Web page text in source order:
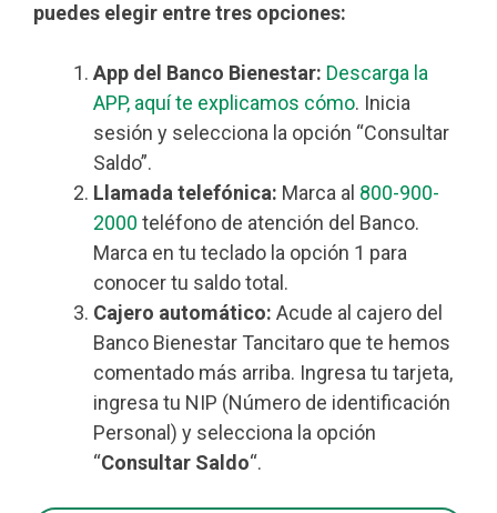
puedes elegir entre tres opciones:
App del Banco Bienestar: Descarga la
APP, aquí te explicamos cómo. Inicia
sesión y selecciona la opción “Consultar
Saldo”.
Llamada telefónica: Marca al 800-900-
2000 teléfono de atención del Banco.
Marca en tu teclado la opción 1 para
conocer tu saldo total.
Cajero automático: Acude al cajero del
Banco Bienestar Tancitaro que te hemos
comentado más arriba. Ingresa tu tarjeta,
ingresa tu NIP (Número de identificación
Personal) y selecciona la opción
“Consultar Saldo“.